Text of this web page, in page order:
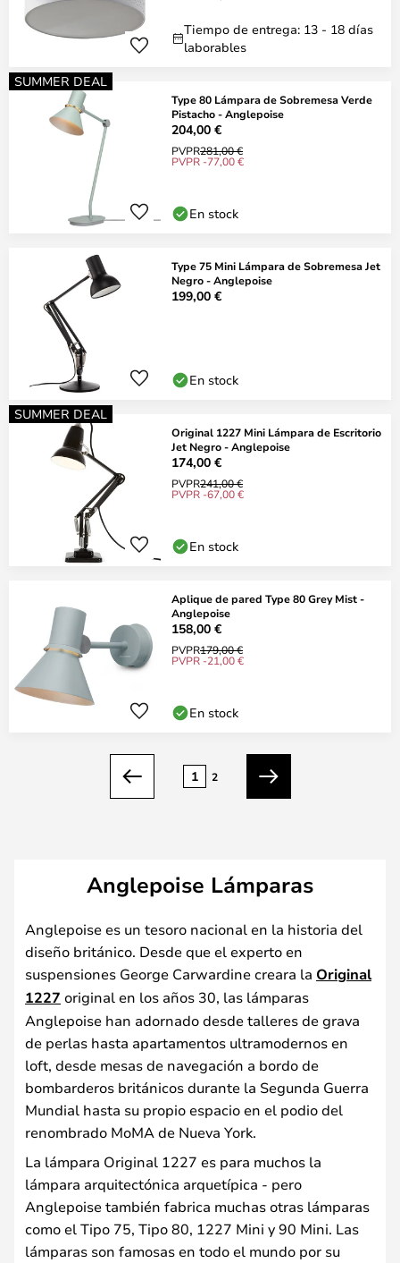
Tiempo de entrega: 13 - 18 días
laborables
SUMMER DEAL
Type 80 Lámpara de Sobremesa Verde
Pistacho - Anglepoise
204,00 €
PVPR281,00 €
PVPR -77,00 €
En stock
Type 75 Mini Lámpara de Sobremesa Jet
Negro - Anglepoise
199,00 €
En stock
SUMMER DEAL
Original 1227 Mini Lámpara de Escritorio
Jet Negro - Anglepoise
174,00 €
PVPR241,00 €
PVPR -67,00 €
En stock
Aplique de pared Type 80 Grey Mist -
Anglepoise
158,00 €
PVPR179,00 €
PVPR -21,00 €
En stock
Anterior
1 2
Siguiente
Anglepoise Lámparas
Anglepoise es un tesoro nacional en la historia del
diseño británico. Desde que el experto en
suspensiones George Carwardine creara la Original
1227 original en los años 30, las lámparas
Anglepoise han adornado desde talleres de grava
de perlas hasta apartamentos ultramodernos en
loft, desde mesas de navegación a bordo de
bombarderos británicos durante la Segunda Guerra
Mundial hasta su propio espacio en el podio del
renombrado MoMA de Nueva York.
La lámpara Original 1227 es para muchos la
lámpara arquitectónica arquetípica - pero
Anglepoise también fabrica muchas otras lámparas
como el Tipo 75, Tipo 80, 1227 Mini y 90 Mini. Las
lámparas son famosas en todo el mundo por su